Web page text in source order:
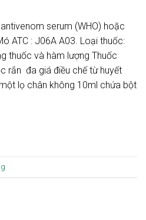
serum (WHO) hoặc
ATC : J06A A03. Loại thuốc:
thuốc và hàm lượng Thuốc
rắn đa giá điều chế từ huyết
lọ chân không 10ml chứa bột